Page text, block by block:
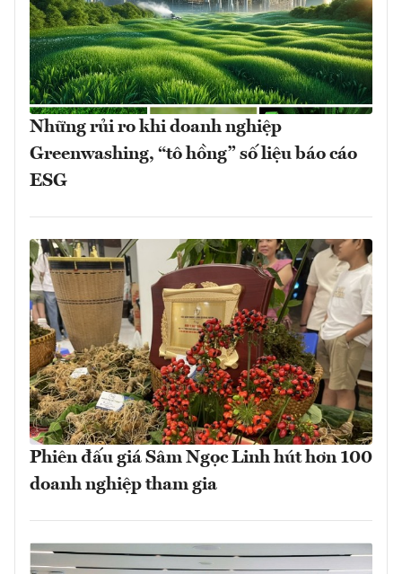
Những rủi ro khi doanh nghiệp
Greenwashing, “tô hồng” số liệu báo cáo
ESG
Phiên đấu giá Sâm Ngọc Linh hút hơn 100
doanh nghiệp tham gia